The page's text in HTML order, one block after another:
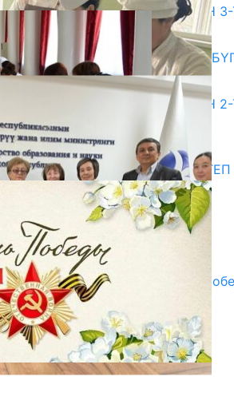
ЖОЖДОРГО КАБЫЛ АЛУУНУН
27.07.2026
ӨЗҮҢДҮН КЕЛЕЧЕГИҢ ҮЧҮН
20.07.2026
ЖОЖДОРГО КАБЫЛ АЛУУНУН
20.07.2026
Медиа
СУЗАКТА 750 ОРУНДУУ
ПАЙДАЛАНУУГА БЕРИЛЕТ
07.08.2025
Улуу Жеңиштин жандуу сөзү
29.04.2025
Награды в преддверии Дня
29.04.2025